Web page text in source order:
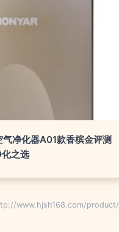
净化器A01款香槟金评测
之选
www.hjsh168.com/product/